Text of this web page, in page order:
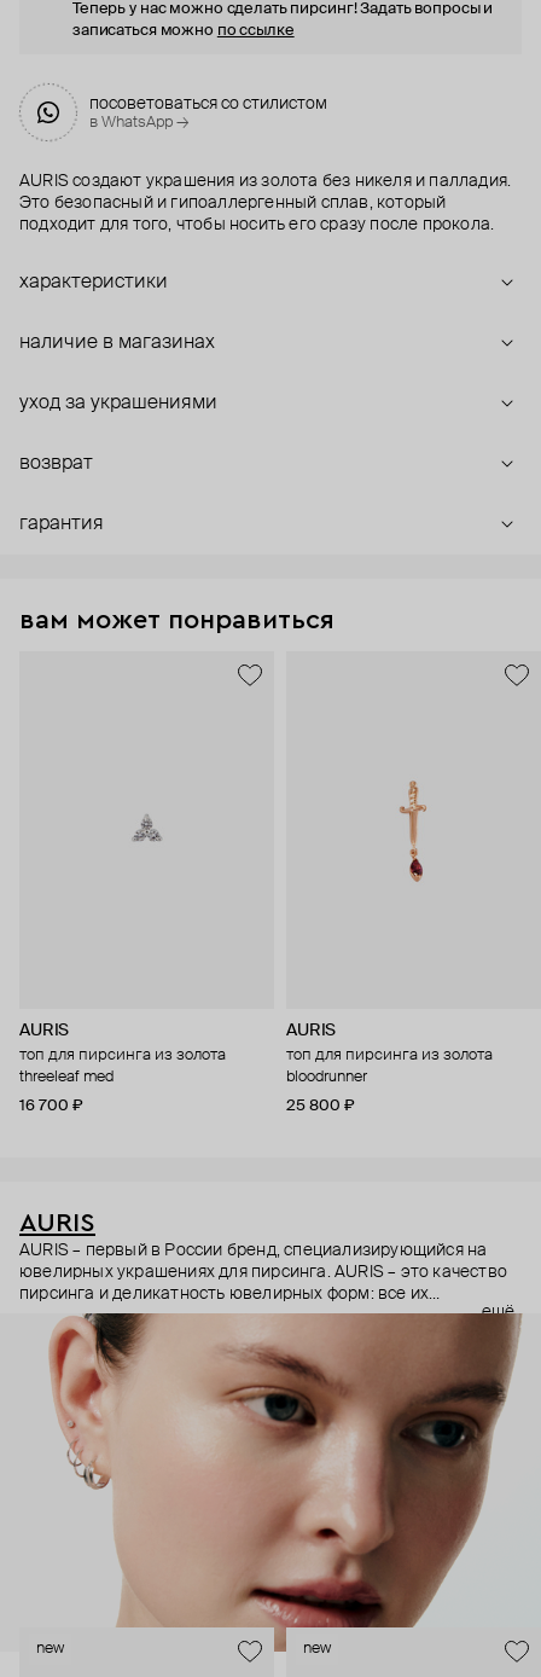
Теперь у нас можно сделать пирсинг! Задать вопросы и
записаться можно по ссылке
посоветоваться со стилистом
в WhatsApp →
AURIS создают украшения из золота без никеля и палладия.
Это безопасный и гипоаллергенный сплав, который
подходит для того, чтобы носить его сразу после прокола.
характеристики
наличие в магазинах
уход за украшениями
возврат
гарантия
вам может понравиться
AURIS
топ для пирсинга из золота
threeleaf med
16 700 ₽
AURIS
топ для пирсинга из золота
bloodrunner
25 800 ₽
AURIS
AURIS – первый в России бренд, специализирующийся на
ювелирных украшениях для пирсинга. AURIS – это качество
пирсинга и деликатность ювелирных форм: все их
украшения ручной работы. В процессе создания участвуют
как профессиональные пирсеры (они отвечают за
безопасность и эргономичность пирсинга), так и ювелирные
стилисты (благодаря им дизайн соответствует трендам, а
украшения легко сочетаются между собой).
Украшения AURIS – для тех, кто открыто выражает себя, но
делает это интеллигентно и по-взрослому.
ещё
new new